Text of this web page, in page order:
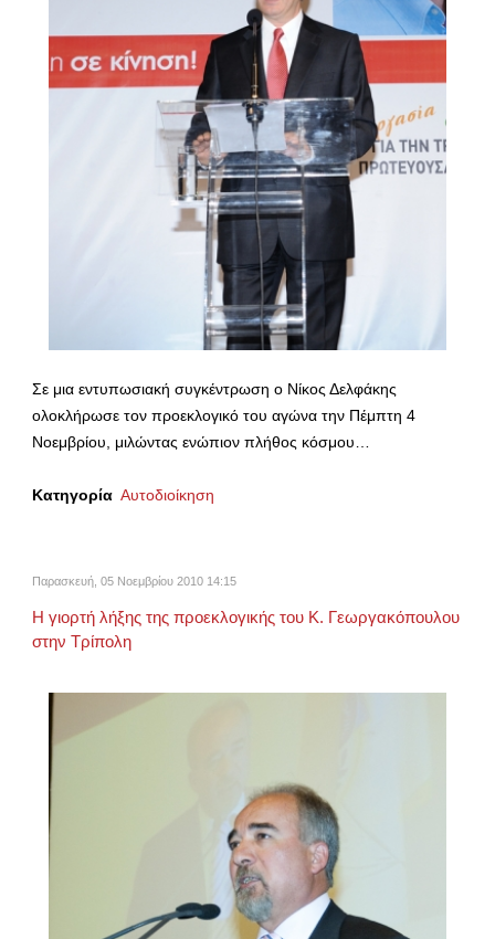
Σε μια εντυπωσιακή συγκέντρωση ο Νίκος Δελφάκης
ολοκλήρωσε τον προεκλογικό του αγώνα την Πέμπτη 4
Νοεμβρίου, μιλώντας ενώπιον πλήθος κόσμου…
Κατηγορία Αυτοδιοίκηση
Παρασκευή, 05 Νοεμβρίου 2010 14:15
Η γιορτή λήξης της προεκλογικής του Κ. Γεωργακόπουλου
στην Τρίπολη